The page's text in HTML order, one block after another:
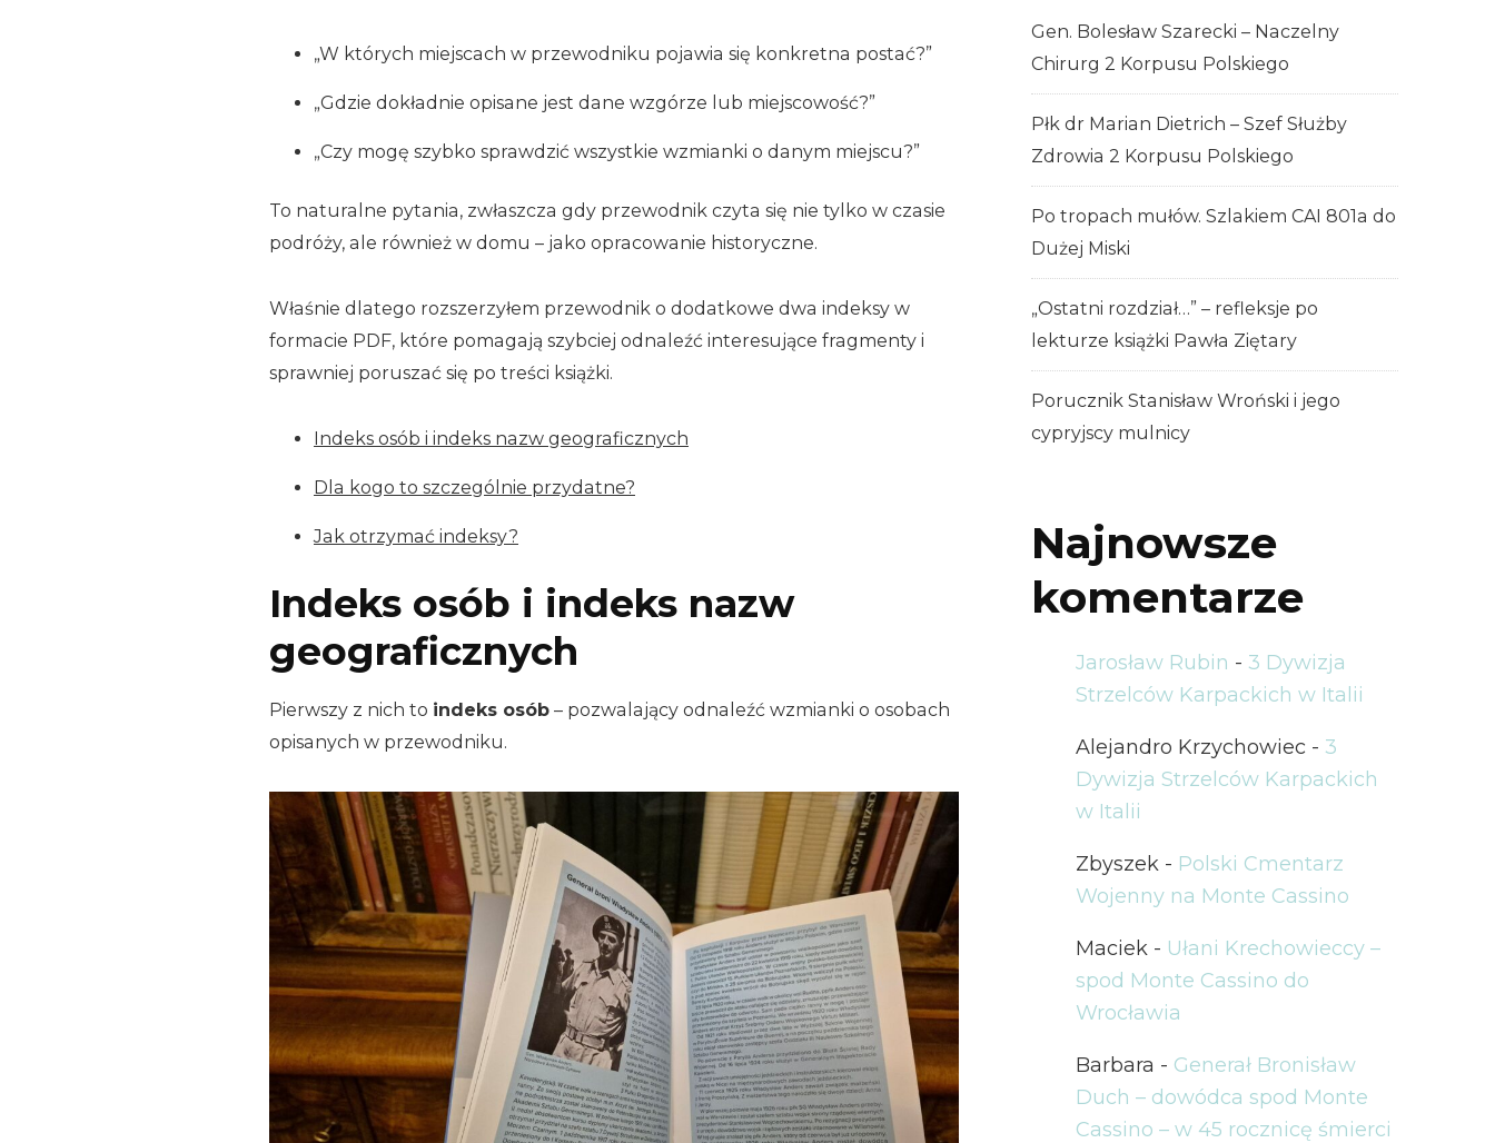
„W których miejscach w przewodniku pojawia się konkretna postać?”
„Gdzie dokładnie opisane jest dane wzgórze lub miejscowość?”
„Czy mogę szybko sprawdzić wszystkie wzmianki o danym miejscu?”
To naturalne pytania, zwłaszcza gdy przewodnik czyta się nie tylko w czasie
podróży, ale również w domu – jako opracowanie historyczne.
Właśnie dlatego rozszerzyłem przewodnik o dodatkowe dwa indeksy w
formacie PDF, które pomagają szybciej odnaleźć interesujące fragmenty i
sprawniej poruszać się po treści książki.
Indeks osób i indeks nazw geograficznych
Dla kogo to szczególnie przydatne?
Jak otrzymać indeksy?
Indeks osób i indeks nazw
geograficznych
Pierwszy z nich to indeks osób – pozwalający odnaleźć wzmianki o osobach
opisanych w przewodniku.
Gen. Bolesław Szarecki – Naczelny
Chirurg 2 Korpusu Polskiego
Płk dr Marian Dietrich – Szef Służby
Zdrowia 2 Korpusu Polskiego
Po tropach mułów. Szlakiem CAI 801a do
Dużej Miski
„Ostatni rozdział…” – refleksje po
lekturze książki Pawła Ziętary
Porucznik Stanisław Wroński i jego
cypryjscy mulnicy
Najnowsze
komentarze
Jarosław Rubin - 3 Dywizja
Strzelców Karpackich w Italii
Alejandro Krzychowiec - 3
Dywizja Strzelców Karpackich
w Italii
Zbyszek - Polski Cmentarz
Wojenny na Monte Cassino
Maciek - Ułani Krechowieccy –
spod Monte Cassino do
Wrocławia
Barbara - Generał Bronisław
Duch – dowódca spod Monte
Cassino – w 45 rocznicę śmierci